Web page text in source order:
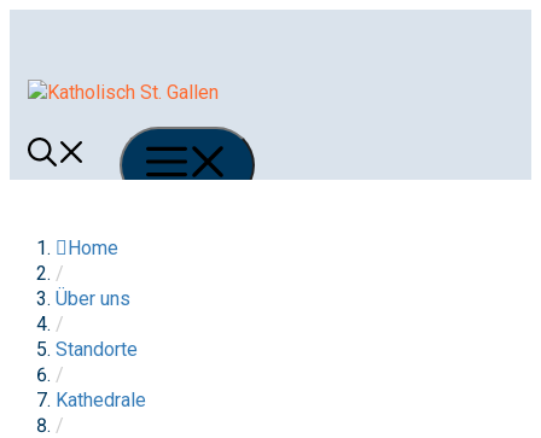
Menü
Home
/
Über uns
/
Standorte
/
Kathedrale
/